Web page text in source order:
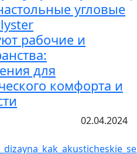
угловые
рабочие и
для
комфорта и
02.04.2024